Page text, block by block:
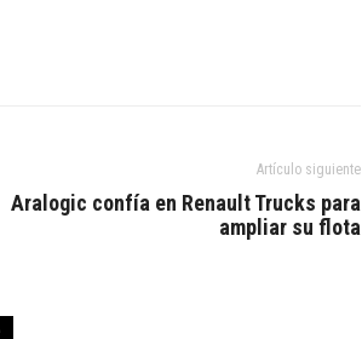
Artículo siguiente
Aralogic confía en Renault Trucks para
ampliar su flota